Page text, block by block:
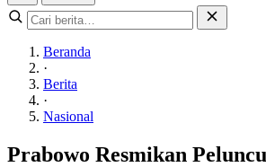
Beranda
·
Berita
·
Nasional
Prabowo Resmikan